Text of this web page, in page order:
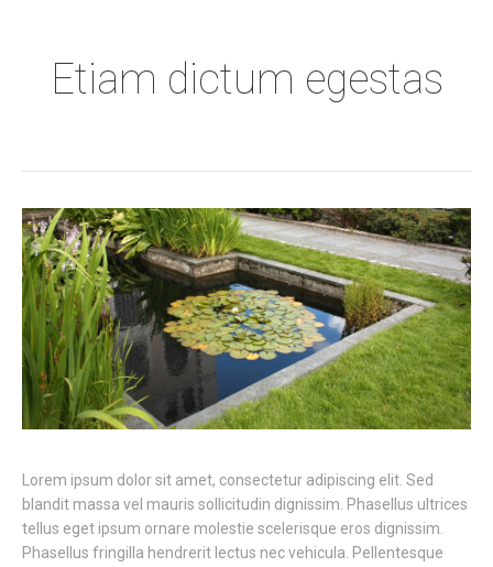
Etiam dictum egestas
Lorem ipsum dolor sit amet, consectetur adipiscing elit. Sed
blandit massa vel mauris sollicitudin dignissim. Phasellus ultrices
tellus eget ipsum ornare molestie scelerisque eros dignissim.
Phasellus fringilla hendrerit lectus nec vehicula. Pellentesque